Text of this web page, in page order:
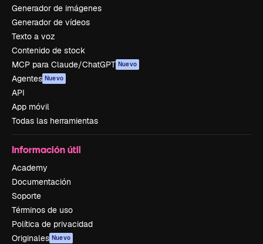
Generador de imágenes
Generador de vídeos
Texto a voz
Contenido de stock
MCP para Claude/ChatGPT Nuevo
Agentes Nuevo
API
App móvil
Todas las herramientas
Información útil
Academy
Documentación
Soporte
Términos de uso
Política de privacidad
Originales Nuevo